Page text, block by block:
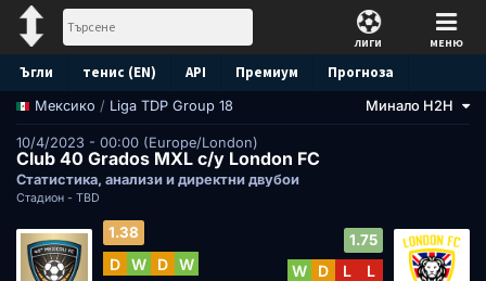
ЛИГИ МЕНЮ
Ъгли тенис (EN) API Премиум Прогноза
Мексико / Liga TDP Group 18 Минало H2H
10/4/2023 - 00:00 (Europe/London)
Club 40 Grados MXL с/у London FC
Статистика, анализи и директни двубои
Стадион - TBD
1.38
D W D W
1.75
W D L L